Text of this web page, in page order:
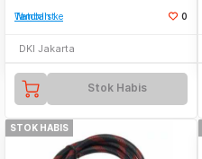
Tambah ke Watchlist 0
DKI Jakarta
Stok Habis
STOK HABIS